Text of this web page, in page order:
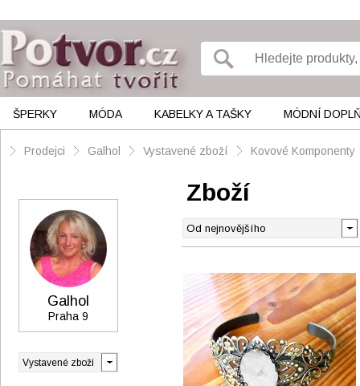
ŠPERKY MÓDA KABELKY A TAŠKY MÓDNÍ
Prodejci Galhol Vystavené zboží Kovové Komponenty
Zboží
Galhol
Praha 9